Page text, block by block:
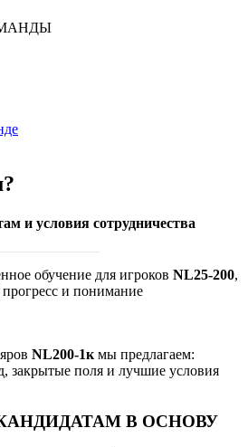
и условия сотрудничества
обучение для игроков NL25-200,
и понимание
NL200-1к мы предлагаем:
закрытые поля и лучшие условия
В ОСНОВУ